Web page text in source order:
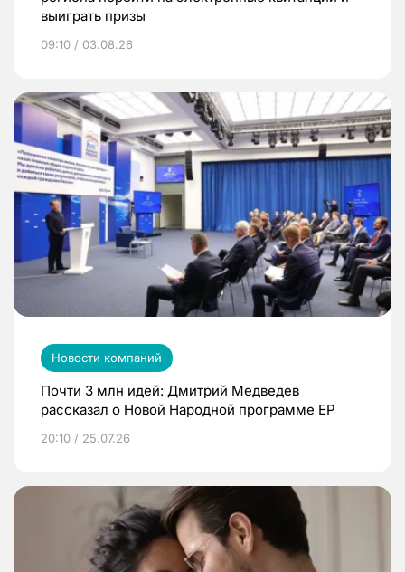
выиграть призы
09:10 / 03.08.26
Новости компаний
Почти 3 млн идей: Дмитрий Медведев
рассказал о Новой Народной программе ЕР
20:10 / 25.07.26